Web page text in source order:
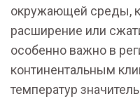
окружающей среды,
расширение или
особенно важно в
континентальным
температур